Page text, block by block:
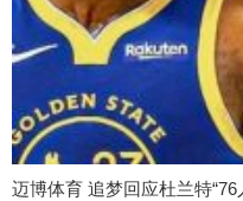
迈博体育 追梦回应杜兰特